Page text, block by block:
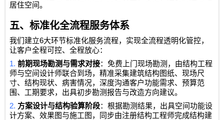
居住空间。
五、标准化全流程服务体系
我们建立6大环节标准化服务流程，实现全流程透明化管控，
让客户全程可控、全程放心：
1.前期现场勘测与需求对接：免费上门现场勘测，由结构工程
师与空间设计师联合到场，精准采集建筑结构图纸、现场尺
寸、结构现状、病害情况，深度沟通客户功能需求、预算范
围、工期要求，出具初步勘测报告与改造方向建议。
2. 方案设计与结构验算阶段：根据勘测结果，出具空间功能设
计方案、效果图与施工图，同步由注册结构工程师完成结构建